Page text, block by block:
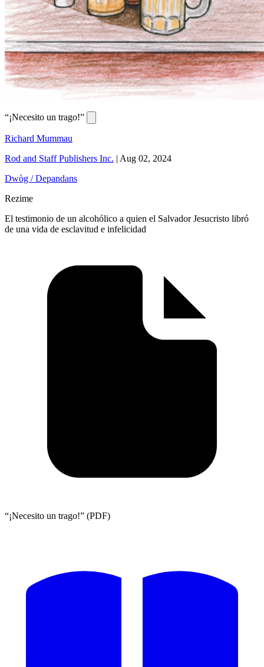
“¡Necesito un trago!”
Richard Mummau
Rod and Staff Publishers Inc. | Aug 02, 2024
Dwòg / Depandans
Rezime
El testimonio de un alcohólico a quien el Salvador Jesucristo libró
de una vida de esclavitud e infelicidad
“¡Necesito un trago!” (PDF)